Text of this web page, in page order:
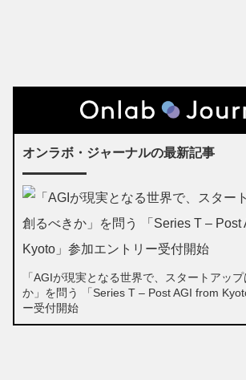
オンラボ・ジャーナルの最新記事
「AGIが現実となる世界で、スタートアッ
か」を問う 「Series T – Post AGI from
ー受付開始